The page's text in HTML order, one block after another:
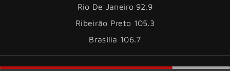
Rio De Janeiro 92.9
Ribeirão Preto 105.3
Brasília 106.7